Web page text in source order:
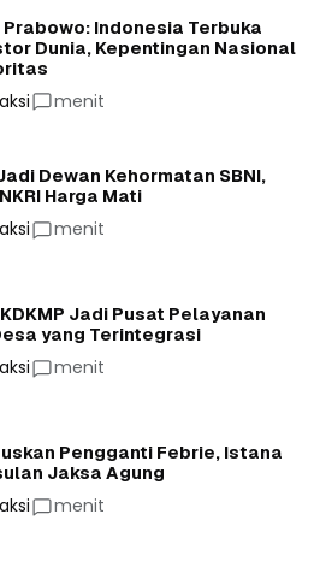
Indonesia Terbuka
Dunia, Kepentingan Nasional
menit
Dewan Kehormatan SBNI,
Harga Mati
menit
Jadi Pusat Pelayanan
yang Terintegrasi
menit
Pengganti Febrie, Istana
Jaksa Agung
menit